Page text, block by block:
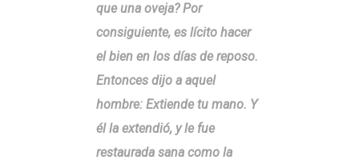
que una oveja? Por
consiguiente, es lícito hacer
el bien en los días de reposo.
Entonces dijo a aquel
hombre: Extiende tu mano. Y
él la extendió, y le fue
restaurada sana como la